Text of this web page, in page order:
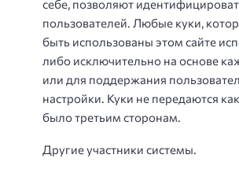
себе, позволяют
пользователей. Любые куки,
быть использованы этом сайте
либо исключительно на основе
или для поддержания
настройки. Куки не передаются
было третьим сторонам.
Другие участники системы.